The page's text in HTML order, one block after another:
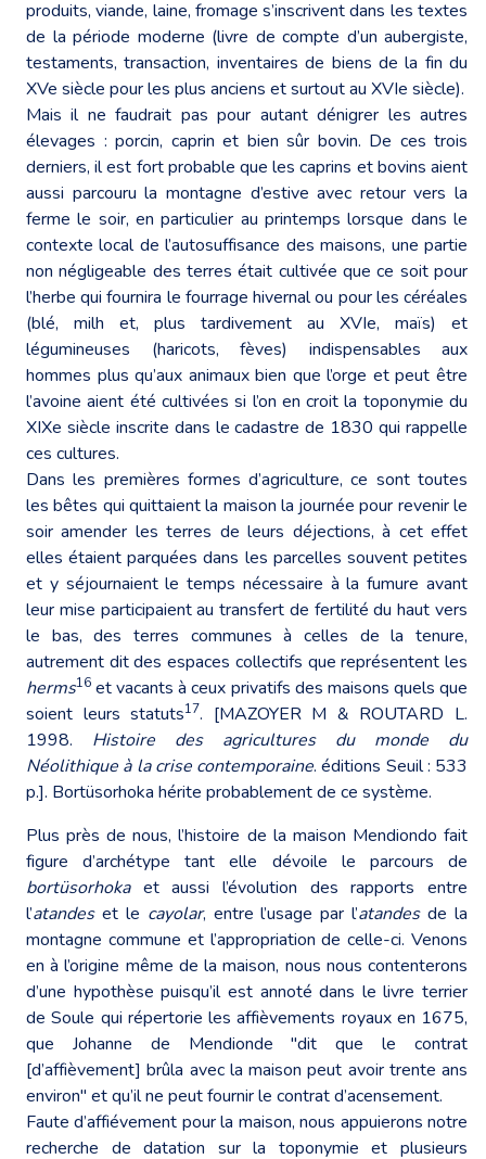
produits, viande, laine, fromage s’inscrivent dans les textes
de la période moderne (livre de compte d’un aubergiste,
testaments, transaction, inventaires de biens de la fin du
XVe siècle pour les plus anciens et surtout au XVIe siècle).
Mais il ne faudrait pas pour autant dénigrer les autres
élevages : porcin, caprin et bien sûr bovin. De ces trois
derniers, il est fort probable que les caprins et bovins aient
aussi parcouru la montagne d’estive avec retour vers la
ferme le soir, en particulier au printemps lorsque dans le
contexte local de l’autosuffisance des maisons, une partie
non négligeable des terres était cultivée que ce soit pour
l’herbe qui fournira le fourrage hivernal ou pour les céréales
(blé, milh et, plus tardivement au XVIe, maïs) et
légumineuses (haricots, fèves) indispensables aux
hommes plus qu’aux animaux bien que l’orge et peut être
l’avoine aient été cultivées si l’on en croit la toponymie du
XIXe siècle inscrite dans le cadastre de 1830 qui rappelle
ces cultures.
Dans les premières formes d’agriculture, ce sont toutes
les bêtes qui quittaient la maison la journée pour revenir le
soir amender les terres de leurs déjections, à cet effet
elles étaient parquées dans les parcelles souvent petites
et y séjournaient le temps nécessaire à la fumure avant
leur mise participaient au transfert de fertilité du haut vers
le bas, des terres communes à celles de la tenure,
autrement dit des espaces collectifs que représentent les
herms16 et vacants à ceux privatifs des maisons quels que
soient leurs statuts17. [MAZOYER M & ROUTARD L.
1998. Histoire des agricultures du monde du
Néolithique à lacrise contemporaine. éditions Seuil : 533
p.]. Bortüsorhoka hérite probablement de ce système.
Plus près de nous, l’histoire de la maison Mendiondo fait
figure d’archétype tant elle dévoile le parcours de
bortüsorhokaet aussi l’évolution des rapports entre
l’atandeset le cayolar, entre l’usage par l’atandesde la
montagne commune et l’appropriation de celle-ci. Venons
en à l’origine même de la maison, nous nous contenterons
d’une hypothèse puisqu’il est annoté dans le livre terrier
de Soule qui répertorie les affièvements royaux en 1675,
que Johanne de Mendionde "dit que le contrat
[d’affièvement] brûla avec la maison peut avoir trente ans
environ" et qu’il ne peut fournir le contrat d’acensement.
Faute d’affiévement pour la maison, nous appuierons notre
recherche de datation sur la toponymie et plusieurs